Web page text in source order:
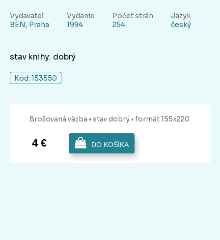
Vydavateľ
BEN, Praha
Vydanie
1994
Počet strán
254
Jazyk
český
stav knihy: dobrý
Kód: 153550
Brožovaná väzba • stav dobrý • formát 155x220
4 € DO KOŠÍKA